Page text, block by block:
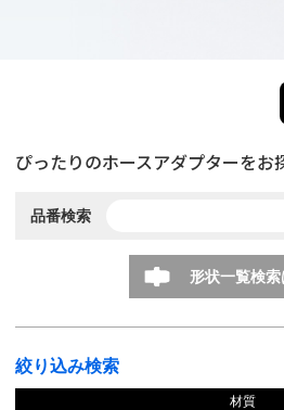
ぴったりのホースアダプターをお
品番検索
形状一覧検索
絞り込み検索
材質